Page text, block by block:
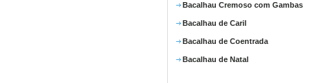
Bacalhau Cremoso com Gambas
Bacalhau de Caril
Bacalhau de Coentrada
Bacalhau de Natal